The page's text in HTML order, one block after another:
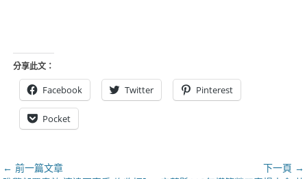
分享此文：
Facebook Twitter Pinterest
Pocket
文
← 前一篇文章
下一頁 →